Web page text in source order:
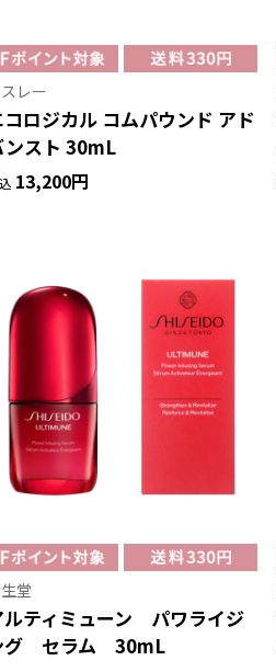
レー
コロジカル コムパウンド アド
ンスト 30mL
13,200円
堂
ルティミューン パワライジ
グ セラム 30mL